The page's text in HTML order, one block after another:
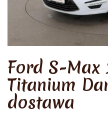
Ford S-Max
Titanium
dostawa